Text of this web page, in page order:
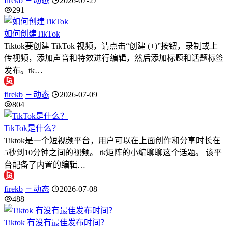
291
如何创建TikTok
Tiktok要创建 TikTok 视频，请点击“创建 (+)”按钮，录制或上
传视频，添加声音和特效进行编辑，然后添加标题和话题标签
发布。tk…
firekb 动态
2026-07-09
804
TikTok是什么？
Tiktok是一个短视频平台，用户可以在上面创作和分享时长在
5秒到10分钟之间的视频。 tk矩阵的小编聊聊这个话题。 该平
台配备了内置的编辑…
firekb 动态
2026-07-08
488
Tiktok 有没有最佳发布时间？